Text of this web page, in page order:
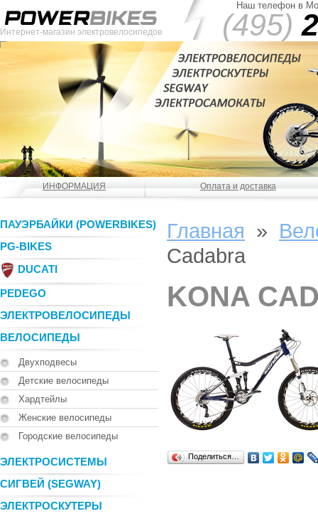
Интернет-магазин электровелосипедов
Наш телефон в
(495)
ИНФОРМАЦИЯ Оплата и доставка
ПАУЭРБАЙКИ (POWERBIKES)
PG-BIKES
DUCATI
PEDEGO
ЭЛЕКТРОВЕЛОСИПЕДЫ
ВЕЛОСИПЕДЫ
Двухподвесы
Детские велосипеды
Хардтейлы
Женские велосипеды
Городские велосипеды
ЭЛЕКТРОСИСТЕМЫ
СИГВЕЙ (SEGWAY)
ЭЛЕКТРОСКУТЕРЫ
Главная »
Cadabra
KONA
Поделиться…